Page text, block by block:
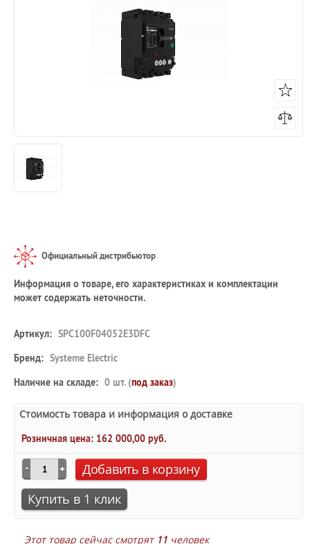
Официальный дистрибьютор
Информация о товаре, его характеристиках и комплектации
может содержать неточности.
Артикул: SPC100F04052E3DFC
Бренд: Systeme Electric
Наличие на складе: 0 шт. (под заказ)
Стоимость товара и информация о доставке
Розничная цена: 162 000,00 руб.
Добавить в корзину
Купить в 1 клик
Этот товар сейчас смотрят 11 человек